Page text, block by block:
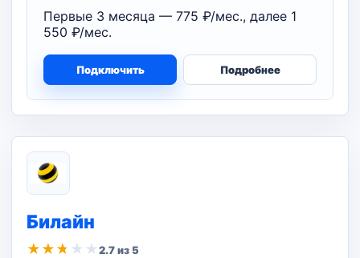
Первые 3 месяца — 775 ₽/мес., далее 1
550 ₽/мес.
Подключить Подробнее
Билайн
★ ★ ★ ★ ★2.7 из 5